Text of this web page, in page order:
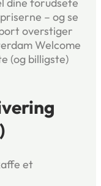
– og se
overstiger
Welcome
(og billigste)
et